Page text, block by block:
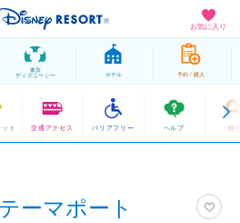
お気に入り
東京
ディズニーシー ホテル 予約 / 購入
ト 交通アクセス バリアフリー ヘルプ 検
ーマポート